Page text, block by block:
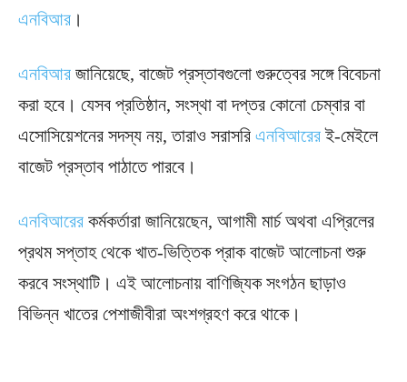
এনবিআর ।
এনবিআর জানিয়েছে, বাজেট প্রস্তাবগুলো গুরুত্বের সঙ্গে বিবেচনা
করা হবে। যেসব প্রতিষ্ঠান, সংস্থা বা দপ্তর কোনো চেম্বার বা
এসোসিয়েশনের সদস্য নয়, তারাও সরাসরি এনবিআরেরই-মেইলে
বাজেট প্রস্তাব পাঠাতে পারবে।
এনবিআরের কর্মকর্তারা জানিয়েছেন, আগামী মার্চ অথবা এপ্রিলের
প্রথম সপ্তাহ থেকে খাত-ভিত্তিক প্রাক বাজেট আলোচনা শুরু
করবে সংস্থাটি। এই আলোচনায় বাণিজ্যিক সংগঠন ছাড়াও
বিভিন্ন খাতের পেশাজীবীরা অংশগ্রহণ করে থাকে।